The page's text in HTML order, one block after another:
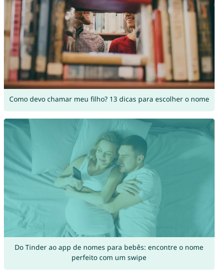
Como devo chamar meu filho? 13 dicas para escolher o nome
Do Tinder ao app de nomes para bebês: encontre o nome
perfeito com um swipe